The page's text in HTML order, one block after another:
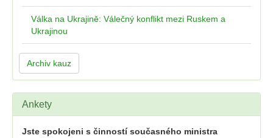
Válka na Ukrajině: Válečný konflikt mezi Ruskem a
Ukrajinou
Archiv kauz
Ankety
Jste spokojeni s činností současného ministra